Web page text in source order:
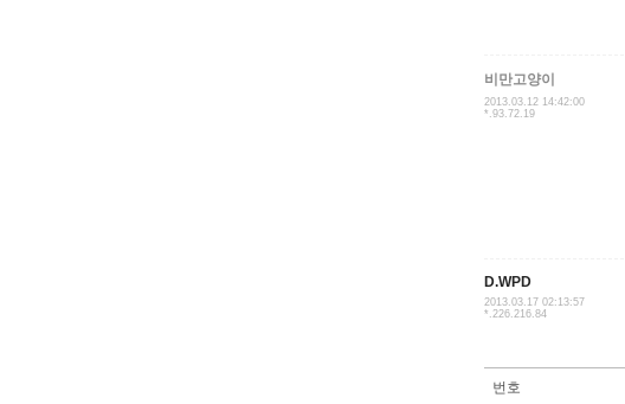
비만고양이
2013.03.12 14:42:00
*.93.72.19
D.WPD
2013.03.17 02:13:57
*.226.216.84
번호